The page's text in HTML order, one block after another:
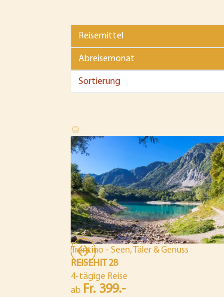
Trentino - Seen, Täler & Genuss
REISEHIT 28
4-tägige Reise
ab Fr. 399.-